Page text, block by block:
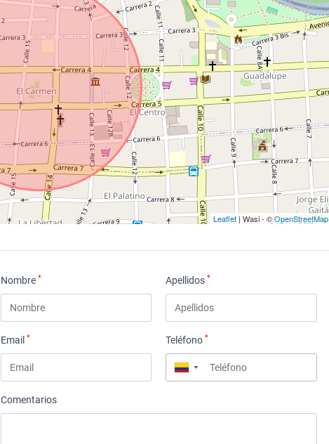
Leaflet| Wasi - ©OpenStreetMap
Nombre* Apellidos*
Email* Teléfono*
▼
Comentarios